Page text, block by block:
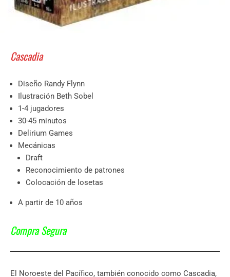
Cascadia
Diseño Randy Flynn
Ilustración Beth Sobel
1-4 jugadores
30-45 minutos
Delirium Games
Mecánicas
Draft
Reconocimiento de patrones
Colocación de losetas
A partir de 10 años
Compra Segura
El Noroeste del Pacífico, también conocido como Cascadia,